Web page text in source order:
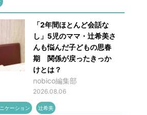
「2年間ほとんど会話な
し」5児のママ・辻希美さ
んも悩んだ子どもの思春
期 関係が戻ったきっか
けとは？
nobico編集部
2026.08.06
ケーション 辻希美